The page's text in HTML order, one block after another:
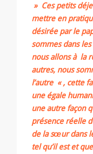
» Ces petits
mettre en
désirée par le
sommes dans
nous allons à la
autres, nous
l’autre « , cette
une égale
une autre façon
présence réelle
de la sœur dans
tel qu’il est et